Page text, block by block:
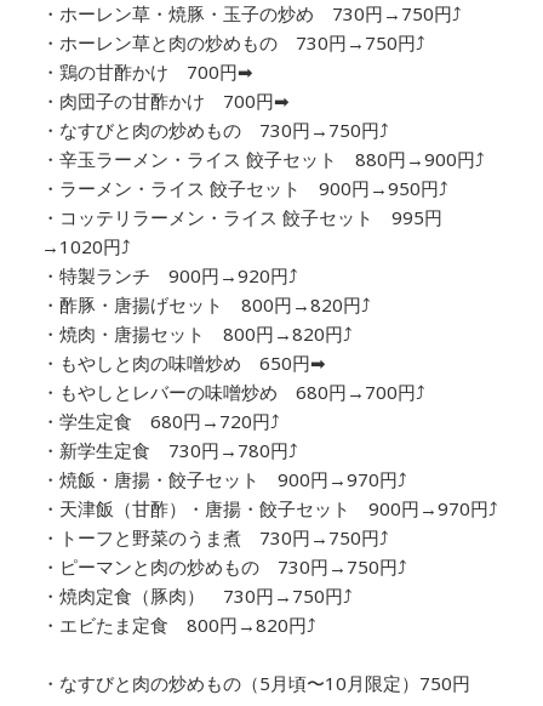
・ホーレン草・焼豚・玉子の炒め 730円→750円⤴
・ホーレン草と肉の炒めもの 730円→750円⤴
・鶏の甘酢かけ 700円➡
・肉団子の甘酢かけ 700円➡
・なすびと肉の炒めもの 730円→750円⤴
・辛玉ラーメン・ライス 餃子セット 880円→900円⤴
・ラーメン・ライス 餃子セット 900円→950円⤴
・コッテリラーメン・ライス 餃子セット 995円
→1020円⤴
・特製ランチ 900円→920円⤴
・酢豚・唐揚げセット 800円→820円⤴
・焼肉・唐揚セット 800円→820円⤴
・もやしと肉の味噌炒め 650円➡
・もやしとレバーの味噌炒め 680円→700円⤴
・学生定食 680円→720円⤴
・新学生定食 730円→780円⤴
・焼飯・唐揚・餃子セット 900円→970円⤴
・天津飯（甘酢）・唐揚・餃子セット 900円→970円⤴
・トーフと野菜のうま煮 730円→750円⤴
・ピーマンと肉の炒めもの 730円→750円⤴
・焼肉定食（豚肉） 730円→750円⤴
・エビたま定食 800円→820円⤴
・なすびと肉の炒めもの（5月頃〜10月限定）750円